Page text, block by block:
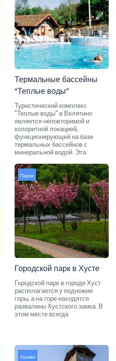
Термальные бассейны
“Теплые воды”
Туристический комплекс
"Теплые воды" в Велятино
является неповторимой и
колоритной локацией,
функционирующей на базе
термальных бассейнов с
минеральной водой. Эта
Парки
Городской парк в Хусте
Городской парк в городе Хуст
располагается у подножия
горы, а на горе находятся
развалины Хустского замка. В
этом месте всегда
Храми